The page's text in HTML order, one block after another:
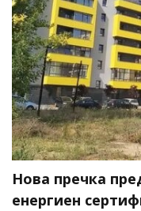
Нова пречка
енергиен